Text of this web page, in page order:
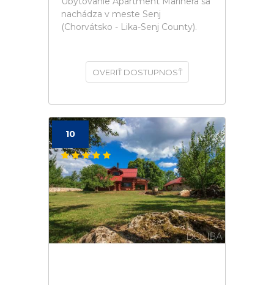
nachádza v meste Senj
(Chorvátsko - Lika-Senj County).
OVERIŤ DOSTUPNOSŤ
10